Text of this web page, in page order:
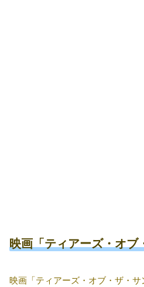
映画「ティアーズ・オブ
映画「ティアーズ・オブ・ザ・